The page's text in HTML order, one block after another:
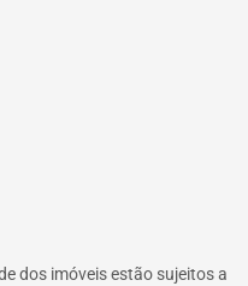
dos imóveis estão sujeitos a